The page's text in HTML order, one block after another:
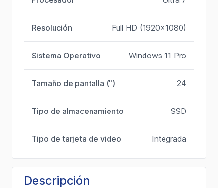
Resolución Full HD (1920x1080)
Sistema Operativo Windows 11 Pro
Tamaño de pantalla (") 24
Tipo de almacenamiento SSD
Tipo de tarjeta de video Integrada
Descripción